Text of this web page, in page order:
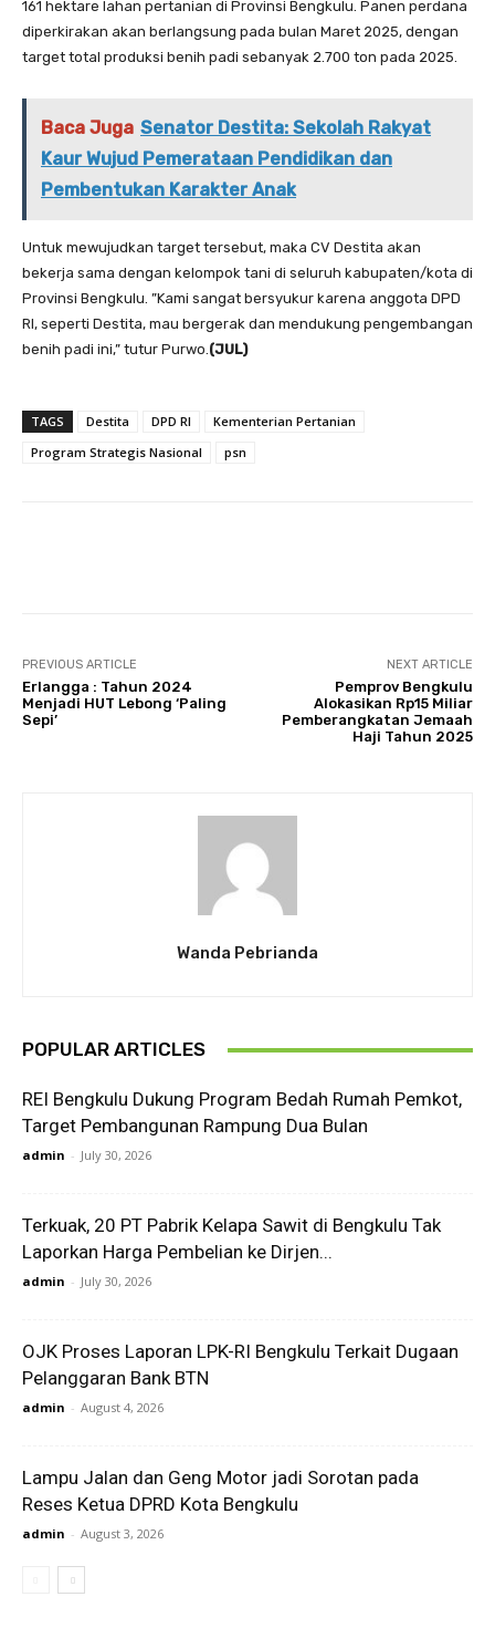
161 hektare lahan pertanian di Provinsi Bengkulu. Panen perdana
diperkirakan akan berlangsung pada bulan Maret 2025, dengan
target total produksi benih padi sebanyak 2.700 ton pada 2025.
Baca Juga Senator Destita: Sekolah Rakyat
Kaur Wujud Pemerataan Pendidikan dan
Pembentukan Karakter Anak
Untuk mewujudkan target tersebut, maka CV Destita akan
bekerja sama dengan kelompok tani di seluruh kabupaten/kota di
Provinsi Bengkulu. ”Kami sangat bersyukur karena anggota DPD
RI, seperti Destita, mau bergerak dan mendukung pengembangan
benih padi ini,” tutur Purwo.(JUL)
TAGS Destita DPD RI
Kementerian Pertanian
Program Strategis Nasional
psn
PREVIOUS ARTICLE
Erlangga : Tahun 2024
Menjadi HUT Lebong ‘Paling
Sepi’
NEXT ARTICLE
Pemprov Bengkulu
Alokasikan Rp15 Miliar
Pemberangkatan Jemaah
Haji Tahun 2025
Wanda Pebrianda
POPULAR ARTICLES
REI Bengkulu Dukung Program Bedah Rumah Pemkot,
Target Pembangunan Rampung Dua Bulan
admin - July 30, 2026
Terkuak, 20 PT Pabrik Kelapa Sawit di Bengkulu Tak
Laporkan Harga Pembelian ke Dirjen...
admin - July 30, 2026
OJK Proses Laporan LPK-RI Bengkulu Terkait Dugaan
Pelanggaran Bank BTN
admin - August 4, 2026
Lampu Jalan dan Geng Motor jadi Sorotan pada
Reses Ketua DPRD Kota Bengkulu
admin - August 3, 2026